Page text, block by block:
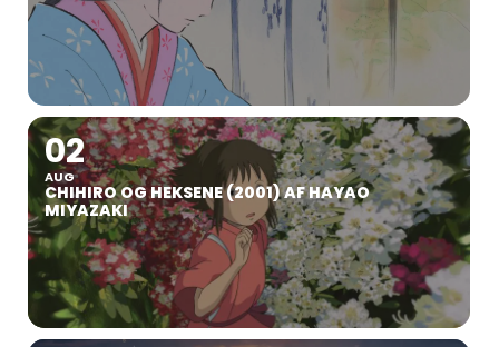
02
AUG
CHIHIRO OG HEKSENE (2001) AF HAYAO
MIYAZAKI